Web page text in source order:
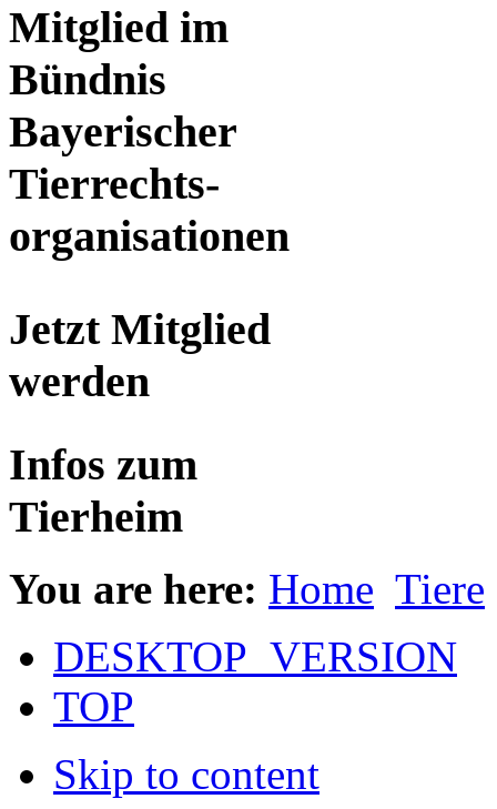
Mitglied im
Bündnis
Bayerischer
Tierrechts-
organisationen
Jetzt Mitglied
werden
Infos zum
Tierheim
You are here: Home Tiere
DESKTOP_VERSION
TOP
Skip to content